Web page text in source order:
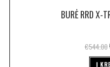
BURĖ RRD X-
€544.00
Į